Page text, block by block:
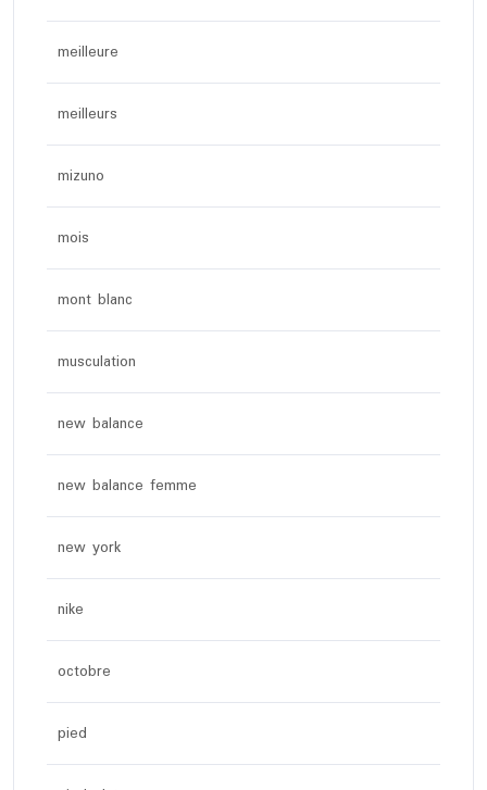
meilleure
meilleurs
mizuno
mois
mont blanc
musculation
new balance
new balance femme
new york
nike
octobre
pied